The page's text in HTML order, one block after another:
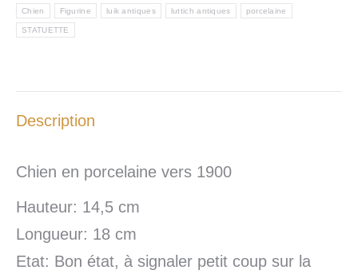
Chien Figurine luik antiques luttich antiques porcelaine
STATUETTE
Description
Chien en porcelaine vers 1900
Hauteur: 14,5 cm
Longueur: 18 cm
Etat: Bon état, à signaler petit coup sur la